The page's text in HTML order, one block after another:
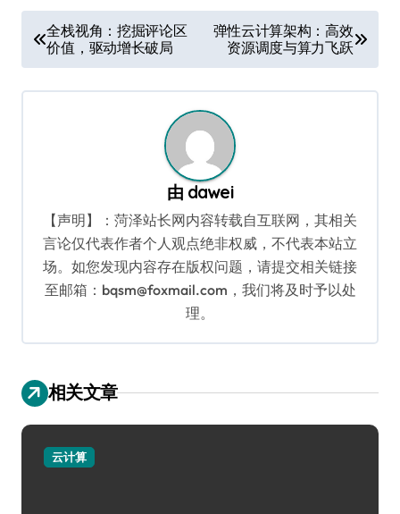
章
导
全栈视角：挖掘评论区
价值，驱动增长破局
弹性云计算架构：高效
资源调度与算力飞跃
由 dawei
【声明】：菏泽站长网内容转载自互联网，其相关
言论仅代表作者个人观点绝非权威，不代表本站立
场。如您发现内容存在版权问题，请提交相关链接
至邮箱：bqsm@foxmail.com，我们将及时予以处
理。
相关文章
云计算